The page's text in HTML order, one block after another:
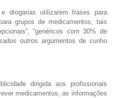
drogarias utilizarem frases para
grupos de medicamentos, tais
“genéricos com 30% de
outros argumentos de cunho
dirigida aos profissionais
medicamentos, as informações